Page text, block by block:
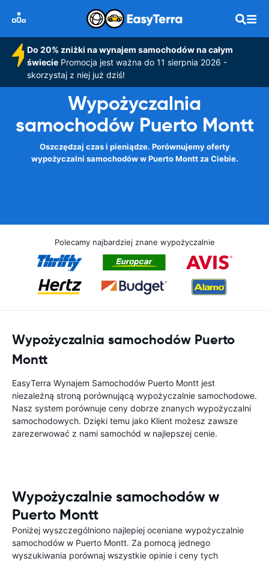
Do 20% zniżki na wynajem samochodów na całym
świeciePromocja jest ważna do 11 sierpnia 2026 -
skorzystaj z niej już dziś!
Wypożyczalnia
samochodów Puerto Montt
Oszczędzaj czas i pieniądze. Porównujemy oferty
wypożyczalni samochodów w Puerto Montt za Ciebie.
Polecamy najbardziej znane wypożyczalnie
Wypożyczalnia samochodów Puerto
Montt
EasyTerra Wynajem Samochodów Puerto Montt jest
niezależną stroną porównującą wypożyczalnie samochodowe.
Nasz system porównuje ceny dobrze znanych wypożyczalni
samochodowych. Dzięki temu jako Klient możesz zawsze
zarezerwować z nami samochód w najlepszej cenie.
Wypożyczalnie samochodów w
Puerto Montt
Poniżej wyszczególniono najlepiej oceniane wypożyczalnie
samochodów w Puerto Montt. Za pomocą jednego
wyszukiwania porównaj wszystkie opinie i ceny tych